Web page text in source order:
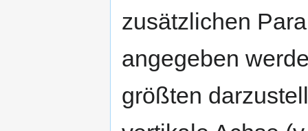
zusätzlichen
angegeben
größten